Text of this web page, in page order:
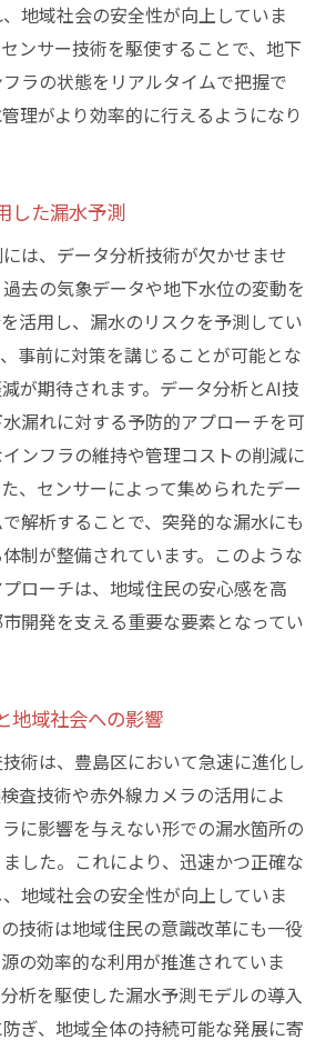
未然に防ぐための重要なステップ
の重要性とその効果
における最先端技術の役割
理とその実践方法
発による漏水防止策
視点から見る漏水予防
える地下水漏れ調査の効果と未来
ティへの具体的な影響
な都市づくりへの貢献
を反映した政策提言
下水調査技術の展望
による持続的な取り組み
トレンドとの比較と適応
題解決に向けた技術とコミュニケ
とその適応プロセス
点のコミュニケーション戦略
における信頼構築の重要性
けた共同解決のアプローチ
地域社会の安全性が向上していま
ンサー技術を駆使することで、地下
ラの状態をリアルタイムで把握で
理がより効率的に行えるようになり
した漏水予測
は、データ分析技術が欠かせませ
去の気象データや地下水位の変動を
活用し、漏水のリスクを予測してい
事前に対策を講じることが可能とな
が期待されます。データ分析とAI技
漏れに対する予防的アプローチを可
ンフラの維持や管理コストの削減に
、センサーによって集められたデー
解析することで、突発的な漏水にも
制が整備されています。このような
ローチは、地域住民の安心感を高
開発を支える重要な要素となってい
地域社会への影響
術は、豊島区において急速に進化し
査技術や赤外線カメラの活用によ
に影響を与えない形での漏水箇所の
した。これにより、迅速かつ正確な
地域社会の安全性が向上していま
技術は地域住民の意識改革にも一役
の効率的な利用が推進されていま
析を駆使した漏水予測モデルの導入
ぎ、地域全体の持続可能な発展に寄